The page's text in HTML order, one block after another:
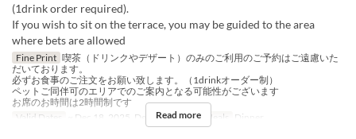
(1drink order required).
If you wish to sit on the terrace, you may be guided to the area
where bets are allowed
Fine Print 喫茶（ドリンクやデザート）のみのご利用のご予約はご遠慮いた
だいております。
必ずお食事のご注文をお願い致します。（1drinkオーダー制）
ペットご同伴可のエリアでのご案内となる可能性がございます
お席のお時間は2時間制です
Valid Dates
~ Dec 18, 2025, Dec 26, 2025 ~ Meals Dinner
Read more